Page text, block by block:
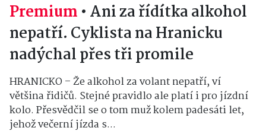
Premium • Ani za řídítka alkohol
nepatří. Cyklista na Hranicku
nadýchal přes tři promile
HRANICKO – Že alkohol za volant nepatří, ví
většina řidičů. Stejné pravidlo ale platí i pro jízdní
kolo. Přesvědčil se o tom muž kolem padesáti let,
jehož večerní jízda s...